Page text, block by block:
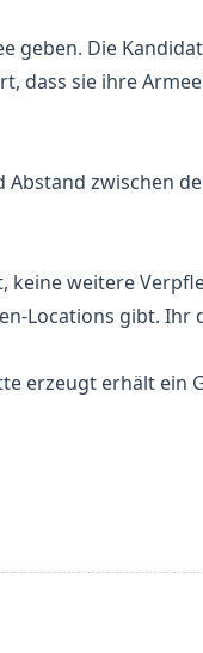
geben. Die
dass sie ihre
zwischen
keine weitere
Locations gibt. Ihr
erzeugt erhält ein